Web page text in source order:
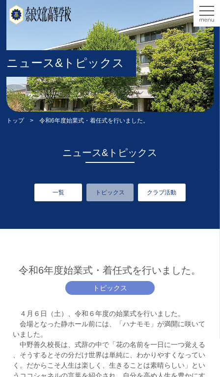
ニュース&トピックス
トップ> 令和6年度始業式・着任式を行いました。
ニュース&トピックス
一覧 トピックス クラブ活動
令和6年度始業式・着任式を行いました。
トピックス
４月６日（土）、令和６年度の始業式を行いました。
会場となった静ホール前には、「ハナモモ」が満開に咲いて
いました。
中野善久校長は、式辞の中で「花の名前を一日に一つ覚える
、そうするとその分だけ世界は単純に、わかりやすくなってい
く。だからこそ人生は楽しく、生きることは素晴らしい」とい
うココシャネルの言葉を紹介され、自分を高め人生を豊かにす